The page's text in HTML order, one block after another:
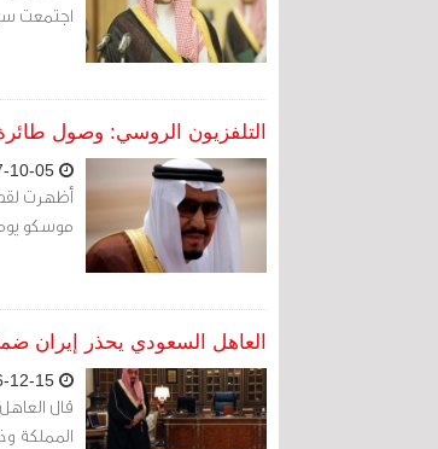
اجتمعت
التلفزيون الروسي: وصول
أظهرت
موسكو يوم
العاهل السعودي يحذر إيران
قال
المملكة